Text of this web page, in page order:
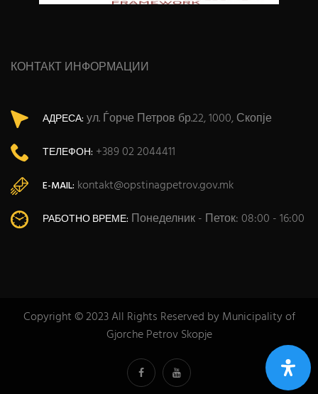
КОНТАКТ ИНФОРМАЦИИ
АДРЕСА: ул. Ѓорче Петров бр.22, 1000, Скопје
ТЕЛЕФОН: +389 02 2044411
E-MAIL: kontakt@opstinagpetrov.gov.mk
РАБОТНО ВРЕМЕ: Понеделник - Петок: 08:00 - 16:00
Copyright © 2023 All Rights Reserved by Municipality of
Gjorche Petrov Skopje